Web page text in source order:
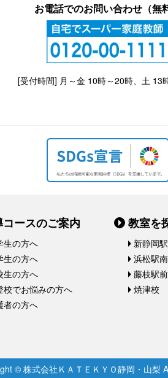
お電話でのお問い合わせ（無
[受付時間] 月～金 10時～20時、土 13
ースのご案内
生の方へ
生の方へ
生の方へ
校でお悩みの方へ
者の方へ
教室を
新静岡
浜松駅
藤枝駅
焼津校
© 株式会社ＫＡＴＥＫＹＯ静岡・山梨